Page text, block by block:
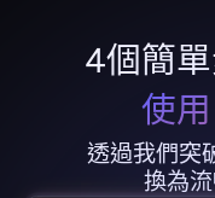
4個簡
使
透過我們突
換為